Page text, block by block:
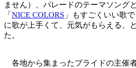
ません）、パレードのテーマソング
「 NICE COLORS 」もすごくいい歌
に歌が上手くて、元気がもらえる、
た。
各地から集まったプライドの主催